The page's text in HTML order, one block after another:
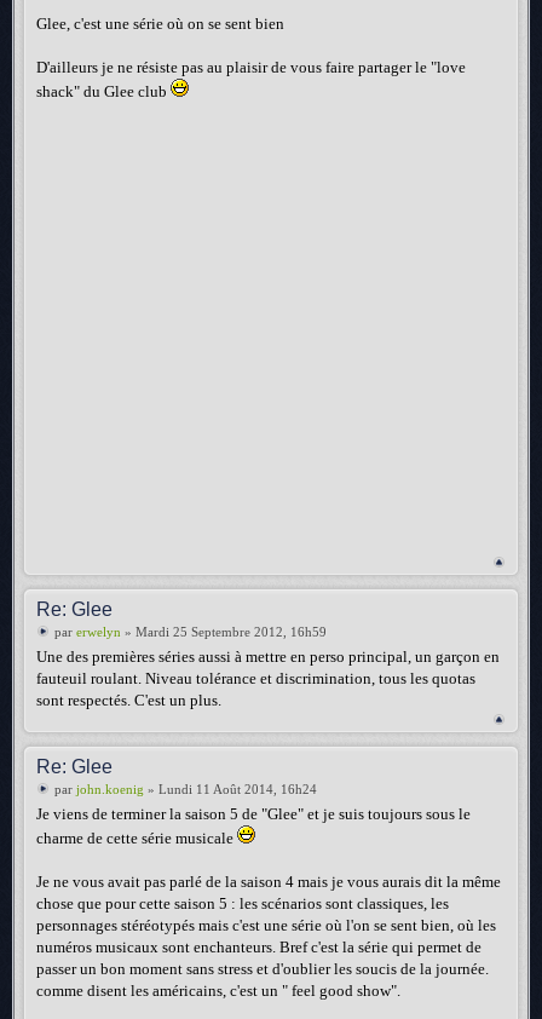
Glee, c'est une série où on se sent bien
D'ailleurs je ne résiste pas au plaisir de vous faire partager le "love
shack" du Glee club
Re: Glee
par erwelyn » Mardi 25 Septembre 2012, 16h59
Une des premières séries aussi à mettre en perso principal, un garçon en
fauteuil roulant. Niveau tolérance et discrimination, tous les quotas
sont respectés. C'est un plus.
Re: Glee
par john.koenig » Lundi 11 Août 2014, 16h24
Je viens de terminer la saison 5 de "Glee" et je suis toujours sous le
charme de cette série musicale
Je ne vous avait pas parlé de la saison 4 mais je vous aurais dit la même
chose que pour cette saison 5 : les scénarios sont classiques, les
personnages stéréotypés mais c'est une série où l'on se sent bien, où les
numéros musicaux sont enchanteurs. Bref c'est la série qui permet de
passer un bon moment sans stress et d'oublier les soucis de la journée.
comme disent les américains, c'est un " feel good show".